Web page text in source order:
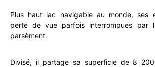
Plus haut lac navigable au monde, ses
perte de vue parfois interrompues
parsèment.
Divisé, il partage sa superficie de 8